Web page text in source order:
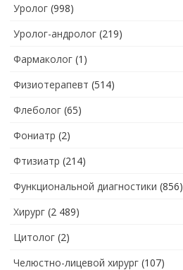
Уролог (998)
Уролог-андролог (219)
Фармаколог (1)
Физиотерапевт (514)
Флеболог (65)
Фониатр (2)
Фтизиатр (214)
Функциональной диагностики (856)
Хирург (2 489)
Цитолог (2)
Челюстно-лицевой хирург (107)